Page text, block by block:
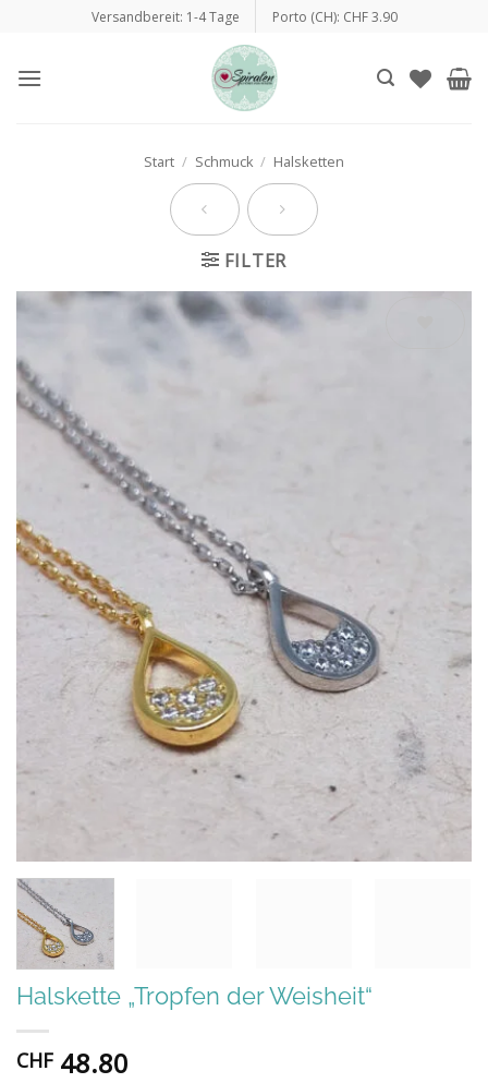
springen
Versandbereit: 1-4 Tage Porto (CH): CHF 3.90
Start / Schmuck / Halsketten
FILTER
Halskette „Tropfen der Weisheit“
CHF 48.80